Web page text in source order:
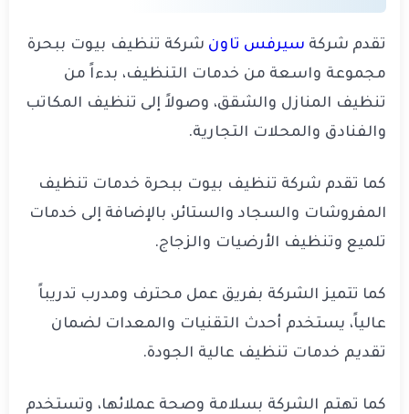
تقدم شركة سيرفس تاون شركة تنظيف بيوت ببحرة
مجموعة واسعة من خدمات التنظيف، بدءاً من
تنظيف المنازل والشقق، وصولاً إلى تنظيف المكاتب
والفنادق والمحلات التجارية.
كما تقدم شركة تنظيف بيوت ببحرة خدمات تنظيف
المفروشات والسجاد والستائر، بالإضافة إلى خدمات
تلميع وتنظيف الأرضيات والزجاج.
كما تتميز الشركة بفريق عمل محترف ومدرب تدريباً
عالياً، يستخدم أحدث التقنيات والمعدات لضمان
تقديم خدمات تنظيف عالية الجودة.
كما تهتم الشركة بسلامة وصحة عملائها، وتستخدم